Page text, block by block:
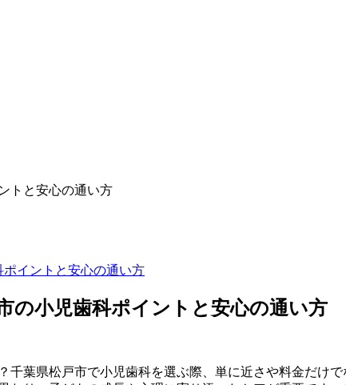
トと安心の通い方
イントと安心の通い方
の小児歯科ポイントと安心の通い方
千葉県松戸市で小児歯科を選ぶ際、単に近さや料金だけ